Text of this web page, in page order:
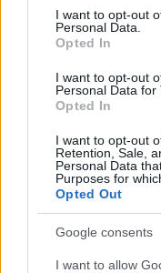
consent section.
I want to opt-out
Personal Data.
Opted In
I want to opt-out
Personal Data for
Opted In
I want to opt-out
Retention, Sale,
Personal Data
Purposes for
Opted Out
Google consents
I want to allow